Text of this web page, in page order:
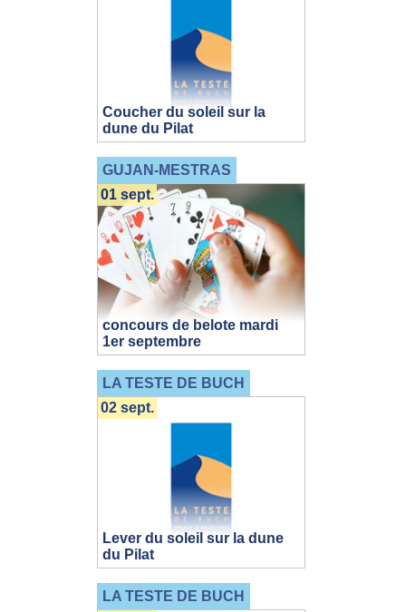
Coucher du soleil sur la
dune du Pilat
GUJAN-MESTRAS
concours de belote mardi
1er septembre
01 sept.
LA TESTE DE BUCH
Lever du soleil sur la dune
du Pilat
02 sept.
LA TESTE DE BUCH